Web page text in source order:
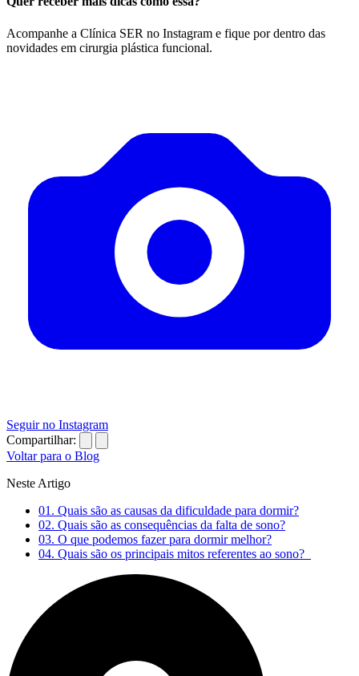
Acompanhe a Clínica SER no Instagram e fique por dentro das
novidades em cirurgia plástica funcional.
Seguir no Instagram
Compartilhar:
Voltar para o Blog
Neste Artigo
01. Quais são as causas da dificuldade para dormir?
02. Quais são as consequências da falta de sono?
03. O que podemos fazer para dormir melhor?
04. Quais são os principais mitos referentes ao sono?